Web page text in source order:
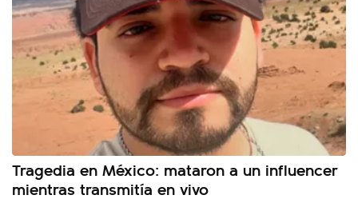
Tragedia en México: mataron a un influencer
mientras transmitía en vivo